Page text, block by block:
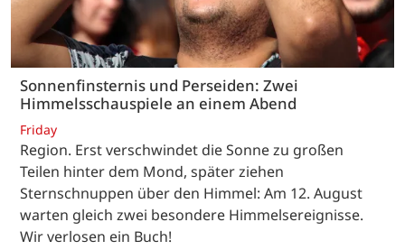
Sonnenfinsternis und Perseiden: Zwei
Himmelsschauspiele an einem Abend
Friday
Region. Erst verschwindet die Sonne zu großen
Teilen hinter dem Mond, später ziehen
Sternschnuppen über den Himmel: Am 12. August
warten gleich zwei besondere Himmelsereignisse.
Wir verlosen ein Buch!